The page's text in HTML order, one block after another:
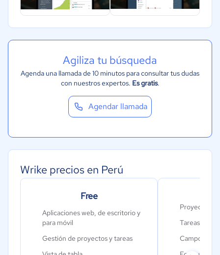
Automotriz
Ventas y servicios
Metales y Minería
Recursos Humanos
Gastronomía
Aeroespacial y defensa
Contabilidad
Moda y textiles
Agiliza tu búsqueda
Agenda una llamada de 10 minutos para consultar tus dudas
con nuestros expertos. Es gratis.
Agendar llamada
Wrike precios en Perú
Free
Aplicaciones web, de escritorio y
para móvil
Gestión de proyectos y tareas
Proyectos
Tareas y
Campos